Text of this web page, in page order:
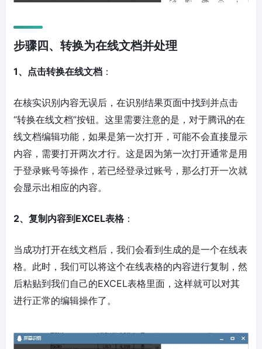
步骤四、转换为在线文档并处理
1、点击转换在线文档 ：
在核实识别内容无误后，在识别结果页面中找到并点击
“转换在线文档”按钮。这里需要注意的是，对于腾讯的在
线文档编辑功能，如果是第一次打开，可能不会直接显示
内容，需要打开两次才行。这是因为第一次打开通常是用
于登录账号等操作，若已经登录过账号，那么打开一次就
会显示出相应的内容。
2、复制内容到EXCEL表格 ：
当成功打开在线文档后，我们会看到生成的是一个在线表
格。此时，我们可以将这个在线表格的内容进行复制，然
后粘贴到我们自己的EXCEL表格里面，这样就可以对其
进行正常的编辑操作了。